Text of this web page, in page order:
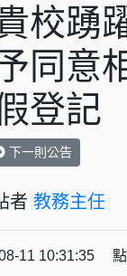
校踴
同意
登記
下一則公告
者 教務主任
11 10:31:35 點